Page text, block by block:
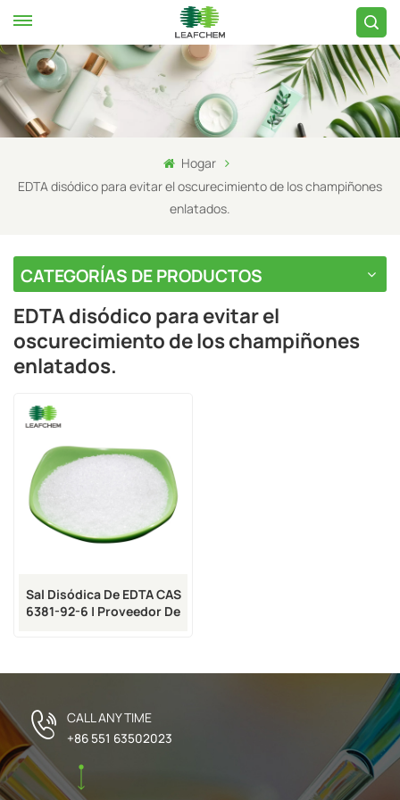
Hogar
EDTA disódico para evitar el oscurecimiento de los champiñones
enlatados.
CATEGORÍAS DE PRODUCTOS
EDTA disódico para evitar el
oscurecimiento de los champiñones
enlatados.
Sal Disódica De EDTA CAS
6381-92-6 | Proveedor De
CALL ANY TIME
+86 551 63502023